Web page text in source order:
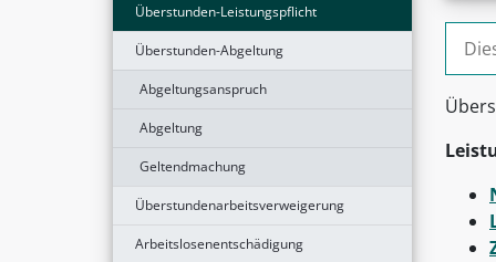
Überstunden-Leistungspflicht
Überstunden-Abgeltung
Abgeltungsanspruch
Abgeltung
Geltendmachung
Überstundenarbeitsverweigerung
Arbeitslosenentschädigung